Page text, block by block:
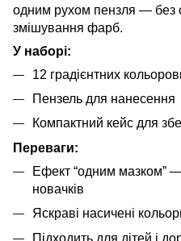
одним рухом пензля — без
змішування фарб.
У наборі:
12 градієнтних
Пензель для нанесення
Компактний кейс для
Переваги:
Ефект “одним мазком”
новачків
Яскраві насичені
Підходить для дітей і